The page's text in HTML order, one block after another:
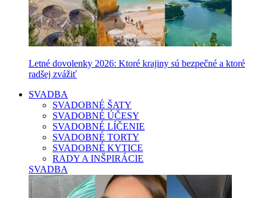
Letné dovolenky 2026: Ktoré krajiny sú bezpečné a ktoré
radšej zvážiť
SVADBA
SVADOBNÉ ŠATY
SVADOBNÉ ÚČESY
SVADOBNÉ LÍČENIE
SVADOBNÉ TORTY
SVADOBNÉ KYTICE
RADY A INŠPIRÁCIE
SVADBA